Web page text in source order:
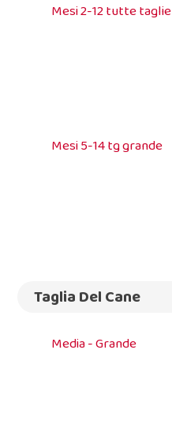
Mesi 2-12 tutte taglie
Mesi 5-14 tg grande
Taglia Del Cane
Media - Grande